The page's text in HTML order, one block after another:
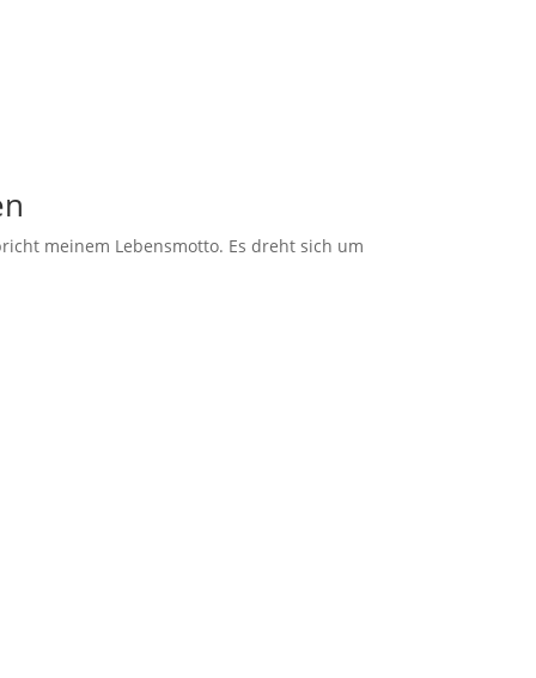
meinem Lebensmotto. Es dreht sich um